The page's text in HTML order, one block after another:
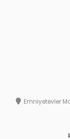
Emniyetevler